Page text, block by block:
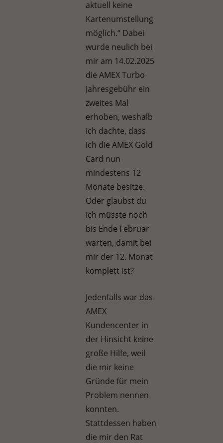
aktuell keine
Kartenumstellung
möglich.“ Dabei
wurde neulich bei
mir am 14.02.2025
die AMEX Turbo
Jahresgebühr ein
zweites Mal
erhoben, weshalb
ich dachte, dass
ich die AMEX Gold
Card nun
mindestens 12
Monate besitze.
Oder glaubst du
ich müsste noch
bis Ende Februar
warten, damit bei
mir der 12. Monat
komplett ist?
Jedenfalls war das
AMEX
Kundencenter in
der Hinsicht keine
große Hilfe, weil
die mir keine
Gründe für mein
Problem nennen
konnten.
Stattdessen haben
die mir den Rat